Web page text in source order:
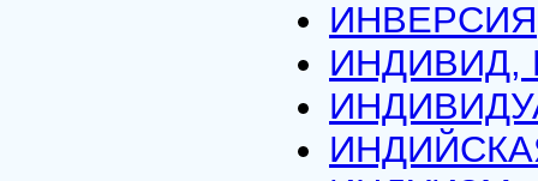
ИНВЕРСИЯ
ИНДИВИД,